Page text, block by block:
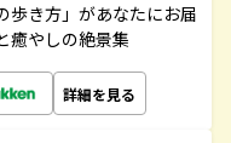
歩き方」があなたにお届
癒やしの絶景集
詳細を見る